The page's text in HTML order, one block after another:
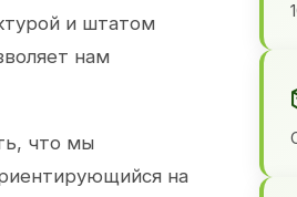
и штатом
нам
что мы
на